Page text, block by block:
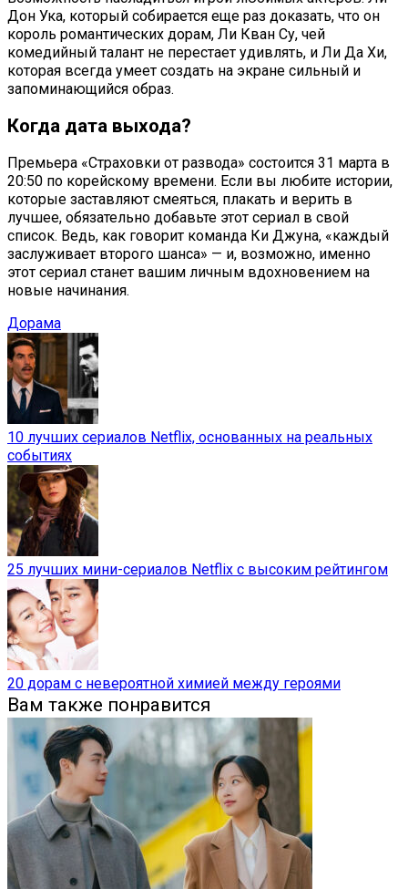
Дон Ука, который собирается еще раз доказать, что он
король романтических дорам, Ли Кван Су, чей
комедийный талант не перестает удивлять, и Ли Да Хи,
которая всегда умеет создать на экране сильный и
запоминающийся образ.
Когда дата выхода?
Премьера «Страховки от развода» состоится 31 марта в
20:50 по корейскому времени. Если вы любите истории,
которые заставляют смеяться, плакать и верить в
лучшее, обязательно добавьте этот сериал в свой
список. Ведь, как говорит команда Ки Джуна, «каждый
заслуживает второго шанса» — и, возможно, именно
этот сериал станет вашим личным вдохновением на
новые начинания.
Дорама
10 лучших сериалов Netflix, основанных на реальных
событиях
25 лучших мини-сериалов Netflix с высоким рейтингом
20 дорам с невероятной химией между героями
Вам также понравится